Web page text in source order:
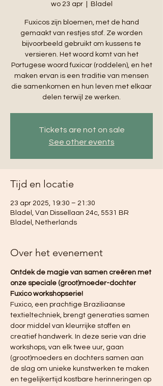
wo 23 apr
  |
Bladel
Fuxicos zijn bloemen, met de hand
gemaakt van restjes stof. Ze worden
bijvoorbeeld gebruikt om kussens te
versieren. Het woord komt van het
Portugese woord fuxicar (roddelen), en het
maken ervan is een traditie van mensen
die samenkomen en hun leven met elkaar
delen terwijl ze werken.
Tickets are not on sale
See other events
Tijd en locatie
23 apr 2025, 19:30 – 21:30
Bladel, Van Dissellaan 24c, 5531 BR
Bladel, Netherlands
Over het evenement
Ontdek de magie van samen creëren met
onze speciale (groot)moeder-dochter
Fuxico workshopserie!
Fuxico, een prachtige Braziliaanse
textieltechniek, brengt generaties samen
door middel van kleurrijke stoffen en
creatief handwerk. In deze serie van drie
workshops, van elk twee uur, gaan
(groot)moeders en dochters samen aan
de slag om unieke kunstwerken te maken
en tegelijkertijd kostbare herinneringen op